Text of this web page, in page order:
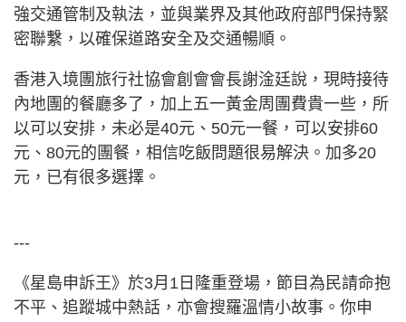
強交通管制及執法，並與業界及其他政府部門保持緊
密聯繫，以確保道路安全及交通暢順。
香港入境團旅行社協會創會會長謝淦廷說，現時接待
內地團的餐廳多了，加上五一黃金周團費貴一些，所
以可以安排，未必是40元、50元一餐，可以安排60
元、80元的團餐，相信吃飯問題很易解決。加多20
元，已有很多選擇。
---
《星島申訴王》於3月1日隆重登場，節目為民請命抱
不平、追蹤城中熱話，亦會搜羅溫情小故事。你申